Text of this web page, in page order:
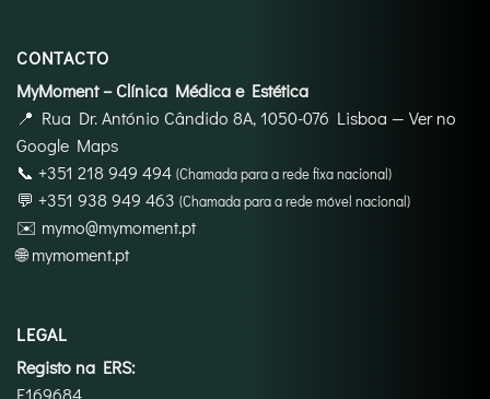
CONTACTO
MyMoment – Clínica Médica e Estética
📍 Rua Dr. António Cândido 8A, 1050-076 Lisboa — Ver no
Google Maps
📞 +351 218 949 494 (Chamada para a rede fixa nacional)
💬 +351 938 949 463 (Chamada para a rede móvel nacional)
✉️ mymo@mymoment.pt
🌐mymoment.pt
LEGAL
Registo na ERS:
E169684